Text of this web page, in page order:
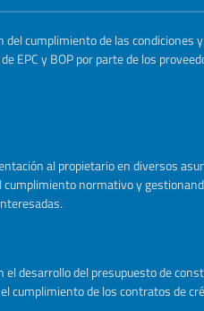
del cumplimiento de las condiciones
EPC y BOP por parte de los
al propietario en diversos
cumplimiento normativo y
el desarrollo del presupuesto de
cumplimiento de los contratos de